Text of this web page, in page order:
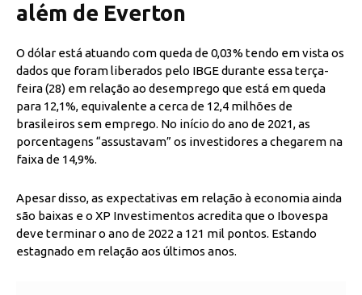
além de Everton
O dólar está atuando com queda de 0,03% tendo em vista os
dados que foram liberados pelo IBGE durante essa terça-
feira (28) em relação ao desemprego que está em queda
para 12,1%, equivalente a cerca de 12,4 milhões de
brasileiros sem emprego. No início do ano de 2021, as
porcentagens “assustavam” os investidores a chegarem na
faixa de 14,9%.
Apesar disso, as expectativas em relação à economia ainda
são baixas e o XP Investimentos acredita que o Ibovespa
deve terminar o ano de 2022 a 121 mil pontos. Estando
estagnado em relação aos últimos anos.